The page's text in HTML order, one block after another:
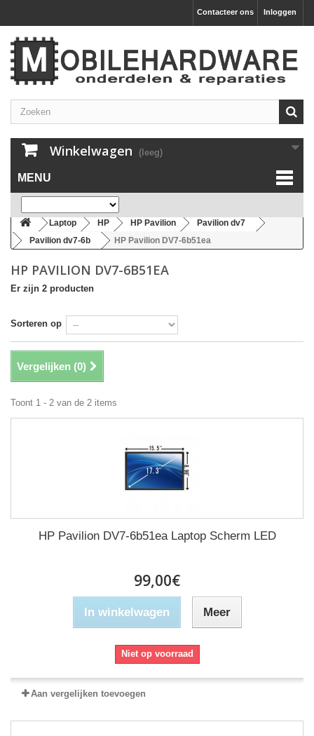
Inloggen
Contacteer ons
Winkelwagen (leeg)
MENU
Laptop HP HP Pavilion
Pavilion dv7
Pavilion dv7-6b
HP Pavilion DV7-6b51ea
HP PAVILION DV7-6B51EA
Er zijn 2 producten
Sorteren op
Vergelijken (0)
Toont 1 - 2 van de 2 items
HP Pavilion DV7-6b51ea Laptop Scherm LED
99,00€
In winkelwagen Meer
Niet op voorraad
Aan vergelijken toevoegen